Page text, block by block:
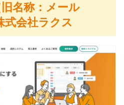
名称：メール
式会社ラクス